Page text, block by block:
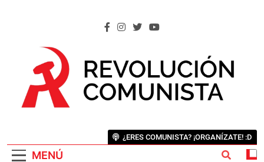
MENÚ
¿ERES COMUNISTA? ¡ORGANÍZATE! :D